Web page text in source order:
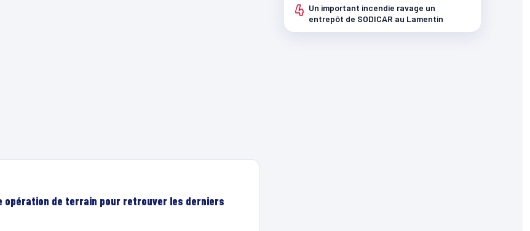
opération de terrain pour retrouver les derniers
4 Un important incendie ravage un
entrepôt de SODICAR au Lamentin